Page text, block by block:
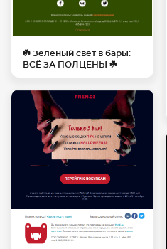
☘️ Зеленый свет в бары:
ВСЁ ЗА ПОЛЦЕНЫ ☘️